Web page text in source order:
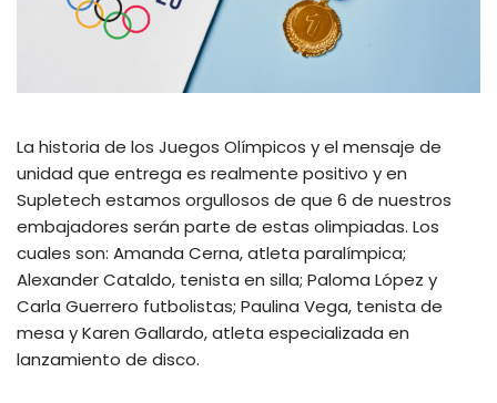
La historia de los Juegos Olímpicos y el mensaje de
unidad que entrega es realmente positivo y en
Supletech estamos orgullosos de que 6 de nuestros
embajadores serán parte de estas olimpiadas. Los
cuales son: Amanda Cerna, atleta paralímpica;
Alexander Cataldo, tenista en silla; Paloma López y
Carla Guerrero futbolistas; Paulina Vega, tenista de
mesa y Karen Gallardo, atleta especializada en
lanzamiento de disco.